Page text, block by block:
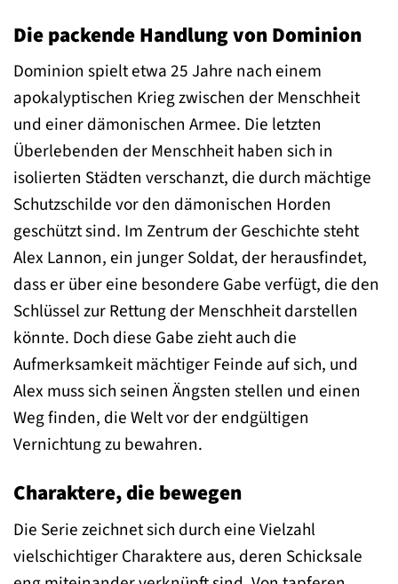
Die packende Handlung von Dominion
Dominion spielt etwa 25 Jahre nach einem
apokalyptischen Krieg zwischen der Menschheit
und einer dämonischen Armee. Die letzten
Überlebenden der Menschheit haben sich in
isolierten Städten verschanzt, die durch mächtige
Schutzschilde vor den dämonischen Horden
geschützt sind. Im Zentrum der Geschichte steht
Alex Lannon, ein junger Soldat, der herausfindet,
dass er über eine besondere Gabe verfügt, die den
Schlüssel zur Rettung der Menschheit darstellen
könnte. Doch diese Gabe zieht auch die
Aufmerksamkeit mächtiger Feinde auf sich, und
Alex muss sich seinen Ängsten stellen und einen
Weg finden, die Welt vor der endgültigen
Vernichtung zu bewahren.
Charaktere, die bewegen
Die Serie zeichnet sich durch eine Vielzahl
vielschichtiger Charaktere aus, deren Schicksale